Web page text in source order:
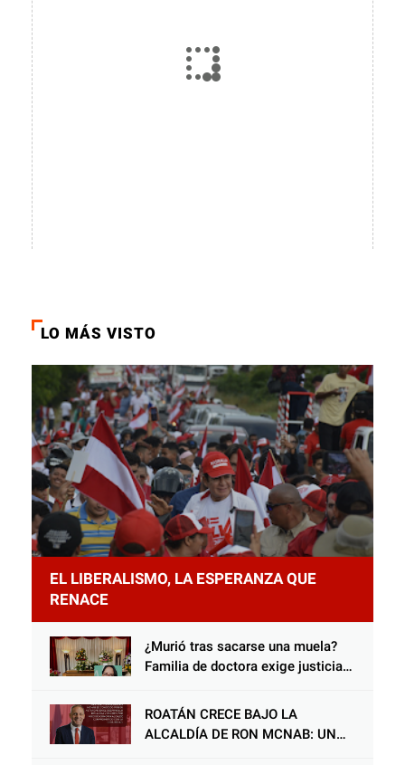
LO MÁS VISTO
EL LIBERALISMO, LA ESPERANZA QUE
RENACE
¿Murió tras sacarse una muela?
Familia de doctora exige justicia
odontológica
ROATÁN CRECE BAJO LA
ALCALDÍA DE RON MCNAB: UN